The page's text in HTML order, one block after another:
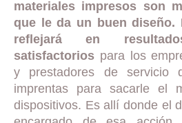
materiales impresos son
que le da un buen diseño.
reflejará en
satisfactorios para los
y prestadores de servicio
imprentas para sacarle el
dispositivos. Es allí donde el